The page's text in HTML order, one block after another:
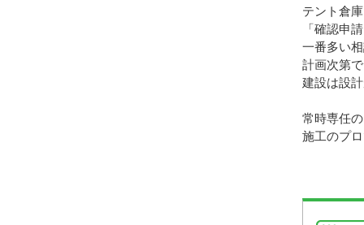
テント倉
「確認申
一番多い
計画次第
建設は設
常時専任
施工のプ